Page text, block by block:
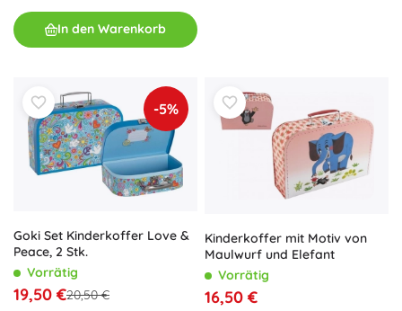
In den Warenkorb
-5%
Goki Set Kinderkoffer Love &
Peace, 2 Stk.
Vorrätig
19,50 €20,50 €
Kinderkoffer mit Motiv von
Maulwurf und Elefant
Vorrätig
16,50 €